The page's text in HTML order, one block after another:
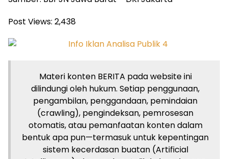
Post Views: 2,438
Materi konten BERITA pada website ini
dilindungi oleh hukum. Setiap penggunaan,
pengambilan, penggandaan, pemindaian
(crawling), pengindeksan, pemrosesan
otomatis, atau pemanfaatan konten dalam
bentuk apa pun—termasuk untuk kepentingan
sistem kecerdasan buatan (Artificial